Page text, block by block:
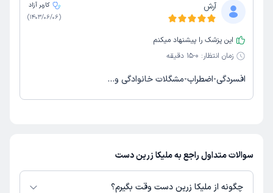
آرش
کاربر آزاد
(
1403/06/06
)
این پزشک را پیشنهاد میکنم
زمان انتظار: 0-15 دقیقه
افسردگی-اضطراب-مشگلات خانوادگی و...
سوالات متداول راجع به ملیکا زرین دست
چگونه از ملیکا زرین دست وقت بگیرم؟